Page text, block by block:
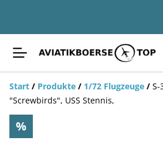
Start / Produkte / 1/72 Flugzeuge / S-
"Screwbirds", USS Stennis,
%